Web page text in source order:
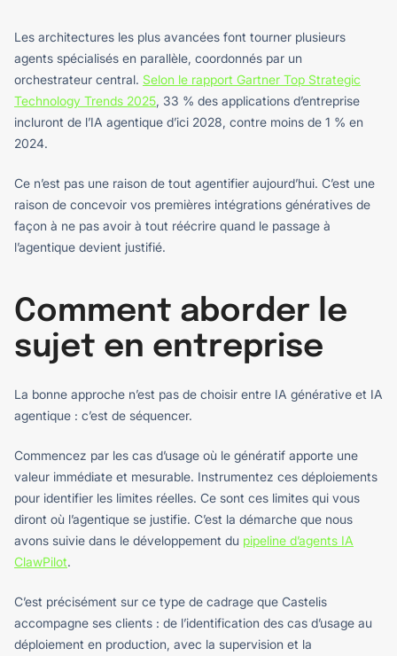
Les architectures les plus avancées font tourner plusieurs
agents spécialisés en parallèle, coordonnés par un
orchestrateur central. Selon le rapport Gartner Top Strategic
Technology Trends 2025, 33 % des applications d’entreprise
incluront de l’IA agentique d’ici 2028, contre moins de 1 % en
2024.
Ce n’est pas une raison de tout agentifier aujourd’hui. C’est une
raison de concevoir vos premières intégrations génératives de
façon à ne pas avoir à tout réécrire quand le passage à
l’agentique devient justifié.
Comment aborder le
sujet en entreprise
La bonne approche n’est pas de choisir entre IA générative et IA
agentique : c’est de séquencer.
Commencez par les cas d’usage où le génératif apporte une
valeur immédiate et mesurable. Instrumentez ces déploiements
pour identifier les limites réelles. Ce sont ces limites qui vous
diront où l’agentique se justifie. C’est la démarche que nous
avons suivie dans le développement du pipeline d’agents IA
ClawPilot.
C’est précisément sur ce type de cadrage que Castelis
accompagne ses clients : de l’identification des cas d’usage au
déploiement en production, avec la supervision et la